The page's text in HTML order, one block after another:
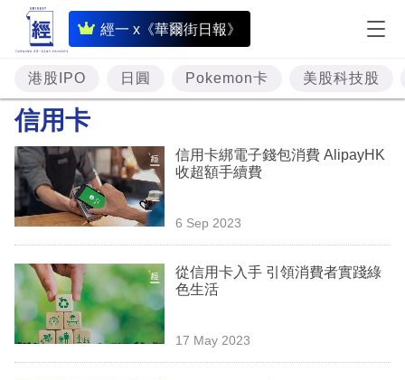
經一 x《華爾街日報》
即
時
財
經
題
投
資
樓
市
理
港股IPO 日圓 Pokemon卡 美股科技股
信用卡
信用卡綁電子錢包消費 AlipayHK
收超額手續費
6 Sep 2023
從信用卡入手 引領消費者實踐綠
色生活
17 May 2023